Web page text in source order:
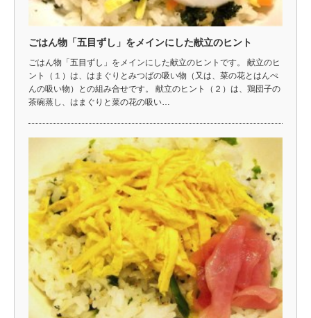
ごはん物「五目ずし」をメインにした献立のヒント
ごはん物「五目ずし」をメインにした献立のヒントです。 献立のヒ
ント（１）は、はまぐりとみつばの吸い物（又は、菜の花とはんぺ
んの吸い物）との組み合せです。 献立のヒント（２）は、鶏団子の
茶碗蒸し、はまぐりと菜の花の吸い…